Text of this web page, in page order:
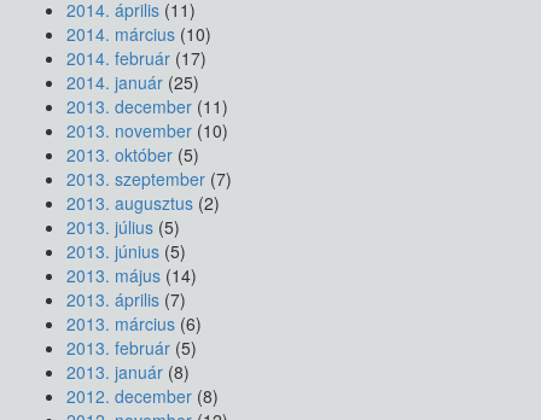
2014. április (11)
2014. március (10)
2014. február (17)
2014. január (25)
2013. december (11)
2013. november (10)
2013. október (5)
2013. szeptember (7)
2013. augusztus (2)
2013. július (5)
2013. június (5)
2013. május (14)
2013. április (7)
2013. március (6)
2013. február (5)
2013. január (8)
2012. december (8)